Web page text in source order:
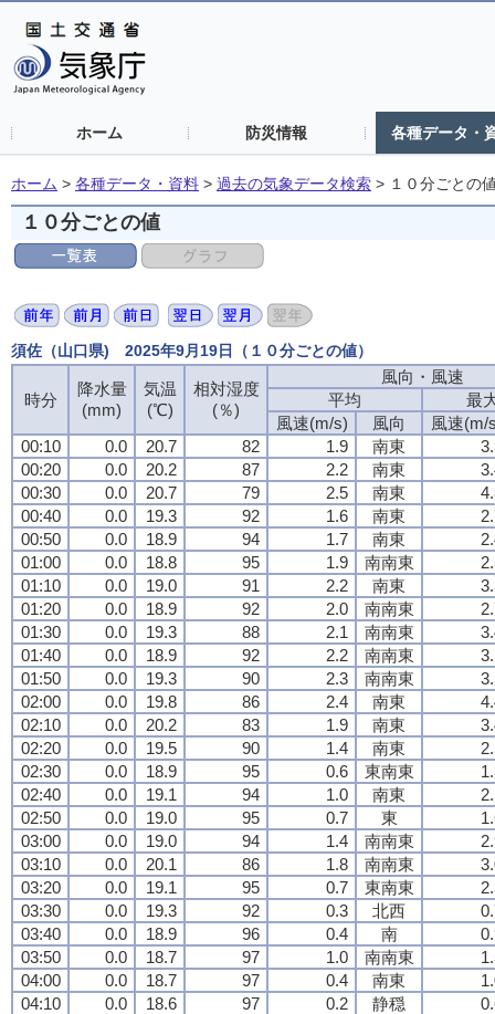
ホーム 防災情報 各種データ・
ホーム > 各種データ・資料 > 過去の気象データ検索 > １０分ごとの
１０分ごとの値
須佐（山口県) 2025年9月19日（１０分ごとの値）
時分
降水量
(mm)
気温
(℃)
相対湿度
(％)
風向・風速
平均
最
風速(m/s)
風向
風速(m/
00:10
0.0 20.7 82 1.9 南東
00:20
0.0 20.2 87 2.2 南東
00:30
0.0 20.7 79 2.5 南東
00:40
0.0 19.3 92 1.6 南東
00:50
0.0 18.9 94 1.7 南東
01:00
0.0 18.8 95 1.9 南南東
01:10
0.0 19.0 91 2.2 南東
01:20
0.0 18.9 92 2.0 南南東
01:30
0.0 19.3 88 2.1 南南東
01:40
0.0 18.9 92 2.2 南南東
01:50
0.0 19.3 90 2.3 南南東
02:00
0.0 19.8 86 2.4 南東
02:10
0.0 20.2 83 1.9 南東
02:20
0.0 19.5 90 1.4 南東
02:30
0.0 18.9 95 0.6 東南東
02:40
0.0 19.1 94 1.0 南東
02:50
0.0 19.0 95 0.7 東
03:00
0.0 19.0 94 1.4 南南東
03:10
0.0 20.1 86 1.8 南南東
03:20
0.0 19.1 95 0.7 東南東
03:30
0.0 19.3 92 0.3 北西
03:40
0.0 18.9 96 0.4 南
03:50
0.0 18.7 97 1.0 南南東
04:00
0.0 18.7 97 0.4 南東
04:10
0.0 18.6 97 0.2 静穏